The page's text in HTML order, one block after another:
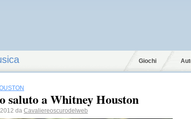
Giochi
a Whitney Houston
da Cavaliereoscurodelweb